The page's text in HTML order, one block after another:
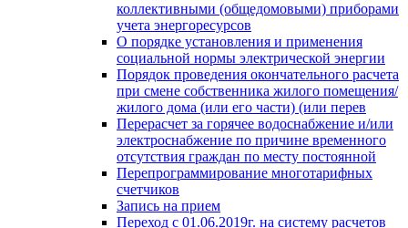
коллективными (общедомовыми) приборами
учета энергоресурсов
О порядке установления и применения
социальной нормы электрической энергии
Порядок проведения окончательного расчета
при смене собственника жилого помещения/
жилого дома (или его части) (или перев
Перерасчет за горячее водоснабжение и/или
электроснабжение по причине временного
отсутствия граждан по месту постоянной
Перепрограммирование многотарифных
счетчиков
Запись на прием
Переход с 01.06.2019г. на систему расчетов